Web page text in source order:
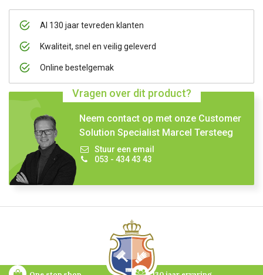
Al 130 jaar tevreden klanten
Kwaliteit, snel en veilig geleverd
Online bestelgemak
Vragen over dit product?
Neem contact op met onze Customer
Solution Specialist Marcel Tersteeg
Stuur een email
053 - 434 43 43